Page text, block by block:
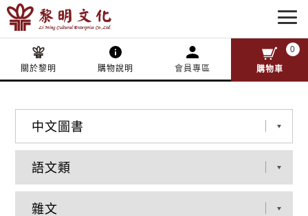
關於黎明 購物說明 會員專區
0
購物車